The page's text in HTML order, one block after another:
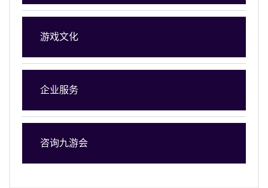
游戏文化
企业服务
咨询九游会